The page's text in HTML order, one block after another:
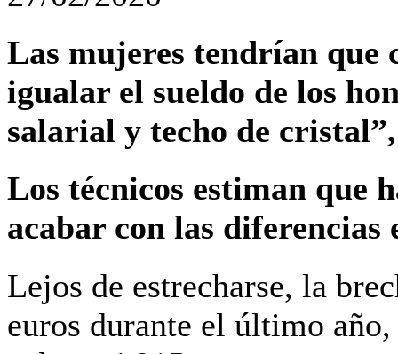
Las mujeres tendrían que
igualar el sueldo de los
salarial y techo de
Los técnicos estiman que
acabar con las diferencias
Lejos de estrecharse, la
euros durante el último